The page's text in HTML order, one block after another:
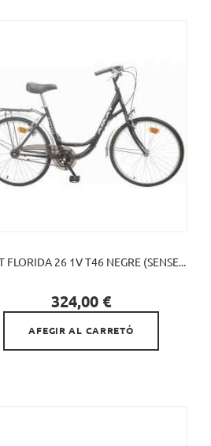
FLORIDA 26 1V T46 NEGRE (SENSE...
Preu
324,00 €

AFEGIR AL CARRETÓ